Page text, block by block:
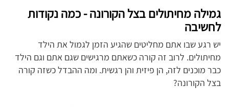
גמילה מחיתולים בצל הקורונה - כמה נקודות
לחשיבה
יש רגע שבו אתם מחליטים שהגיע הזמן לגמול את הילד
מחיתולים. לרוב זה קורה כשאתם מרגישים שגם אתם וגם הילד
כבר מוכנים לזה, הן פיזית והן רגשית. ומה ההבדל כשזה קורה
בצל הקורונה?